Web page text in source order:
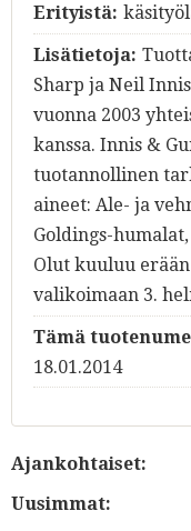
Erityistä:
Lisätietoja:
Sharp ja Neil
vuonna 2003
kanssa. Innis &
tuotannollinen
aineet: Ale- ja
Goldings-
Olut kuuluu
valikoimaan 3.
Tämä
18.01.2014
Ajankohtaiset:
Uusimmat: